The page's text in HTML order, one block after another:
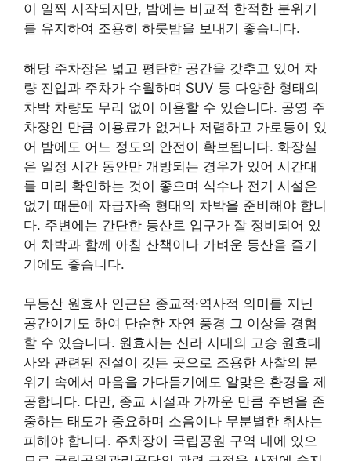
이 일찍 시작되지만, 밤에는 비교적 한적한 분위기
를 유지하여 조용히 하룻밤을 보내기 좋습니다.
해당 주차장은 넓고 평탄한 공간을 갖추고 있어 차
량 진입과 주차가 수월하며 SUV 등 다양한 형태의
차박 차량도 무리 없이 이용할 수 있습니다. 공영 주
차장인 만큼 이용료가 없거나 저렴하고 가로등이 있
어 밤에도 어느 정도의 안전이 확보됩니다. 화장실
은 일정 시간 동안만 개방되는 경우가 있어 시간대
를 미리 확인하는 것이 좋으며 식수나 전기 시설은
없기 때문에 자급자족 형태의 차박을 준비해야 합니
다. 주변에는 간단한 등산로 입구가 잘 정비되어 있
어 차박과 함께 아침 산책이나 가벼운 등산을 즐기
기에도 좋습니다.
무등산 원효사 인근은 종교적·역사적 의미를 지닌
공간이기도 하여 단순한 자연 풍경 그 이상을 경험
할 수 있습니다. 원효사는 신라 시대의 고승 원효대
사와 관련된 전설이 깃든 곳으로 조용한 사찰의 분
위기 속에서 마음을 가다듬기에도 알맞은 환경을 제
공합니다. 다만, 종교 시설과 가까운 만큼 주변을 존
중하는 태도가 중요하며 소음이나 무분별한 취사는
피해야 합니다. 주차장이 국립공원 구역 내에 있으